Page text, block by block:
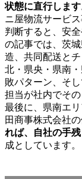
状態に直行します
ニ屋物流サービ
判断すると、安
の記事では、茨
造、共同配送と
北・県央・県南
敗パターン、そ
担当が社内でそ
最後に、県南エ
田商事株式会社
れば、自社の手残
成としています。